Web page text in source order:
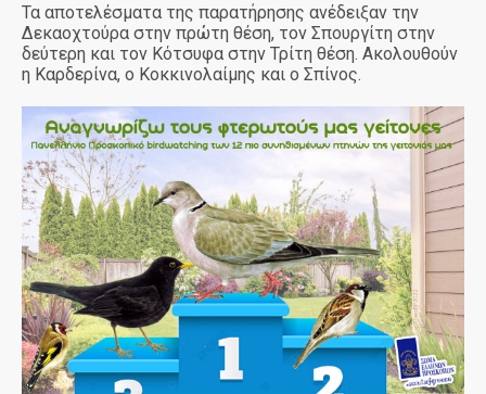
Τα αποτελέσματα της παρατήρησης ανέδειξαν την
Δεκαοχτούρα στην πρώτη θέση, τον Σπουργίτη στην
δεύτερη και τον Κότσυφα στην Τρίτη θέση. Ακολουθούν
η Καρδερίνα, ο Κοκκινολαίμης και ο Σπίνος.